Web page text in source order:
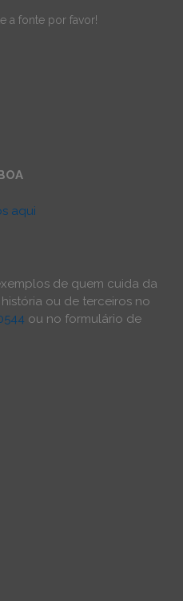
a fonte por favor!
aqui
de quem cuida da
ou de terceiros no
ou no formulário de